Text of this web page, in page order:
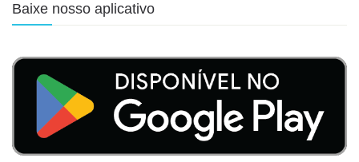
Baixe nosso aplicativo